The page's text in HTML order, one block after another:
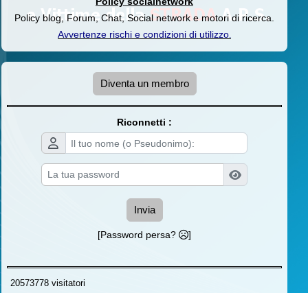
Policy blog, Forum, Chat, Social network e motori di ricerca.
Avvertenze rischi e condizioni di utilizzo.
Diventa un membro
Riconnetti :
Invia
[Password persa? ]
20573778 visitatori